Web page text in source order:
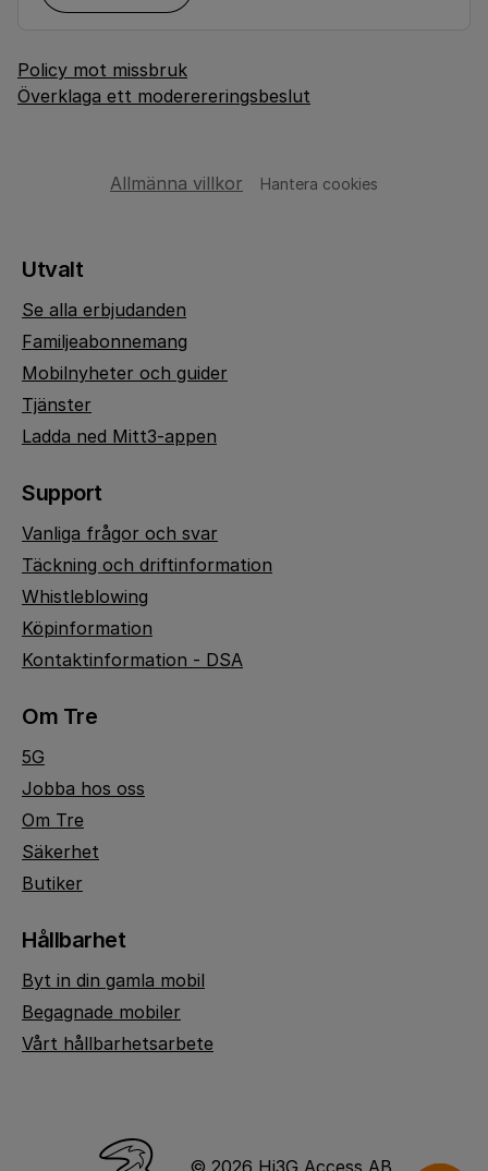
Policy mot missbruk
Överklaga ett moderereringsbeslut
Allmänna villkor Hantera cookies
Utvalt
Se alla erbjudanden
Familjeabonnemang
Mobilnyheter och guider
Tjänster
Ladda ned Mitt3-appen
Support
Vanliga frågor och svar
Täckning och driftinformation
Whistleblowing
Köpinformation
Kontaktinformation - DSA
Om Tre
5G
Jobba hos oss
Om Tre
Säkerhet
Butiker
Hållbarhet
Byt in din gamla mobil
Begagnade mobiler
Vårt hållbarhetsarbete
© 2026 Hi3G Access AB.